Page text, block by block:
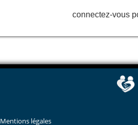
connectez-vous
Mentions légales